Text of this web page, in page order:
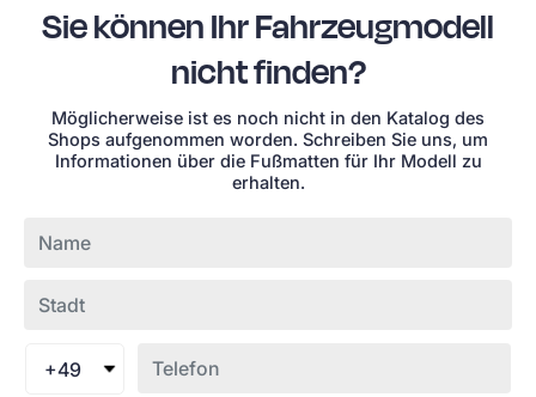
Sie können Ihr Fahrzeugmodell
nicht finden?
Möglicherweise ist es noch nicht in den Katalog des
Shops aufgenommen worden. Schreiben Sie uns, um
Informationen über die Fußmatten für Ihr Modell zu
erhalten.
+49